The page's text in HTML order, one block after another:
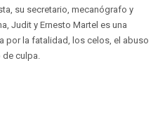
su secretario, mecanógrafo y
Judit y Ernesto Martel es una
por la fatalidad, los celos, el abuso
de culpa.